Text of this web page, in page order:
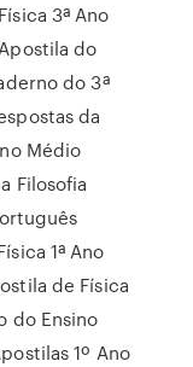
3ª Ano
do
do 3ª
da
Médio
Filosofia
1ª Ano
de Física
do Ensino
1º Ano